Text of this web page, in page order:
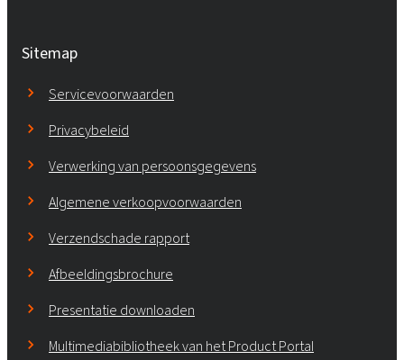
Sitemap
Servicevoorwaarden
Privacybeleid
Verwerking van persoonsgegevens
Algemene verkoopvoorwaarden
Verzendschade rapport
Afbeeldingsbrochure
Presentatie downloaden
Multimediabibliotheek van het Product Portal